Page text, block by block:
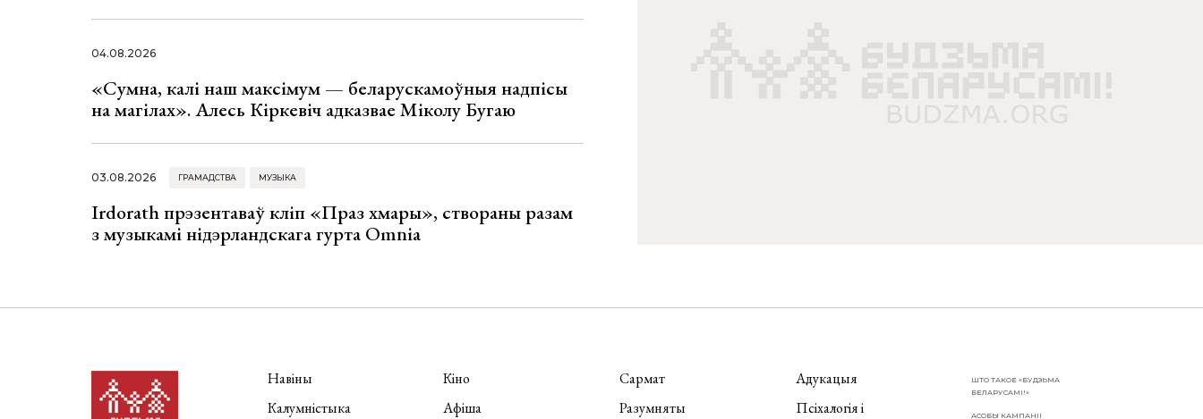
04.08.2026
«Сумна, калі наш максімум — беларускамоўныя надпісы
на магілах». Алесь Кіркевіч адказвае Міколу Бугаю
03.08.2026 ГРАМАДСТВА МУЗЫКА
Irdorath прэзентаваў кліп «Праз хмары», створаны разам
з музыкамі нідэрландскага гурта Omnia
Навіны
Калумністыка
Кіно
Афіша
Сармат
Разумняты
Адукацыя
Псіхалогія і
ШТО ТАКОЕ «БУДЗЬМА
БЕЛАРУСАМІ!»
АСОБЫ КАМПАНІІ